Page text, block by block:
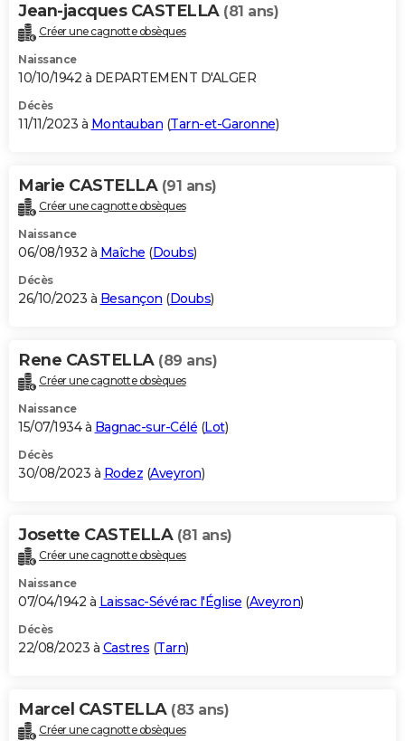
Jean-jacques CASTELLA (81 ans)
Créer une cagnotte obsèques
Naissance
10/10/1942 à DEPARTEMENT D'ALGER
Décès
11/11/2023 à Montauban (Tarn-et-Garonne)
Marie CASTELLA (91 ans)
Créer une cagnotte obsèques
Naissance
06/08/1932 à Maîche (Doubs)
Décès
26/10/2023 à Besançon (Doubs)
Rene CASTELLA (89 ans)
Créer une cagnotte obsèques
Naissance
15/07/1934 à Bagnac-sur-Célé (Lot)
Décès
30/08/2023 à Rodez (Aveyron)
Josette CASTELLA (81 ans)
Créer une cagnotte obsèques
Naissance
07/04/1942 à Laissac-Sévérac l'Église (Aveyron)
Décès
22/08/2023 à Castres (Tarn)
Marcel CASTELLA (83 ans)
Créer une cagnotte obsèques